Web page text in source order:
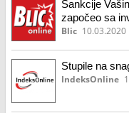
Sankcije
započeo sa
Kosovu
Blic 10.03.2020
Stupile na
IndeksOnline